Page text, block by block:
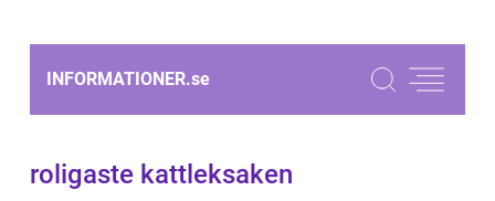
INFORMATIONER.se
roligaste kattleksaken